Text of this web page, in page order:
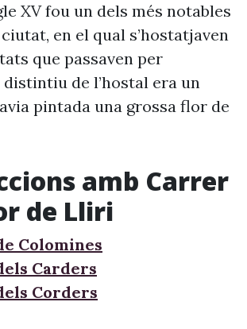
XV fou un dels més notables
en el qual s’hostatjaven
que passaven per
distintiu de l’hostal era un
pintada una grossa flor de
amb Carrer
de Lliri
Colomines
Carders
Corders